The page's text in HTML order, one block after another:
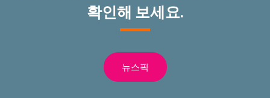
확인해 보세요.
뉴스픽